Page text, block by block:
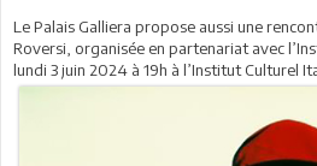
Le Palais Galliera propose aussi une
Roversi, organisée en partenariat avec
lundi 3 juin 2024 à 19h à l’Institut Culturel